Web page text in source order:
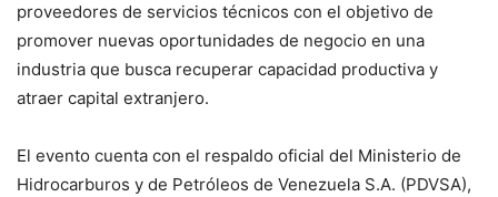
proveedores de servicios técnicos con el objetivo de
promover nuevas oportunidades de negocio en una
industria que busca recuperar capacidad productiva y
atraer capital extranjero.
El evento cuenta con el respaldo oficial del Ministerio de
Hidrocarburos y de Petróleos de Venezuela S.A. (PDVSA),